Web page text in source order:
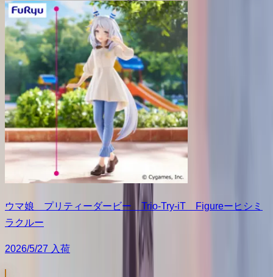
ウマ娘 プリティーダービー Trio-Try-iT Figureーヒシミ
ラクルー
2026/5/27 入荷